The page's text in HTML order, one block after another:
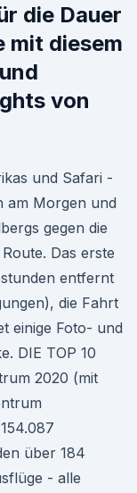
die Dauer
mit diesem
von
und Safari -
am Morgen und
gegen die
Das erste
entfernt
die Fahrt
einige Foto- und
DIE TOP 10
2020 (mit
über 184
- alle